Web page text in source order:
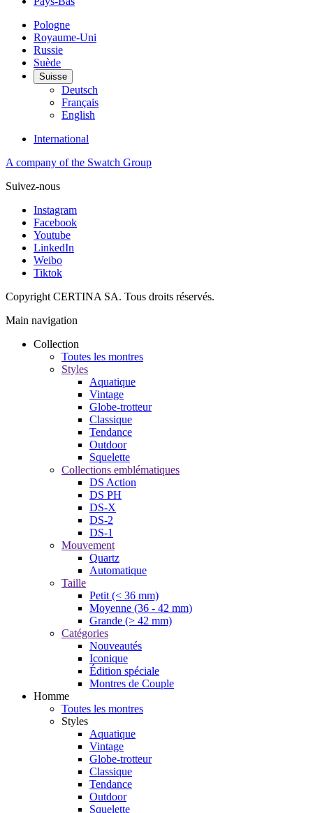
Pologne
Royaume-Uni
Russie
Suède
Suisse
Deutsch
Français
English
International
A company of the Swatch Group
Suivez-nous
Instagram
Facebook
Youtube
LinkedIn
Weibo
Tiktok
Copyright CERTINA SA. Tous droits réservés.
Main navigation
Collection
Toutes les montres
Styles
Aquatique
Vintage
Globe-trotteur
Classique
Tendance
Outdoor
Squelette
Collections emblématiques
DS Action
DS PH
DS-X
DS-2
DS-1
Mouvement
Quartz
Automatique
Taille
Petit (< 36 mm)
Moyenne (36 - 42 mm)
Grande (> 42 mm)
Catégories
Nouveautés
Iconique
Édition spéciale
Montres de Couple
Homme
Toutes les montres
Styles
Aquatique
Vintage
Globe-trotteur
Classique
Tendance
Outdoor
Squelette